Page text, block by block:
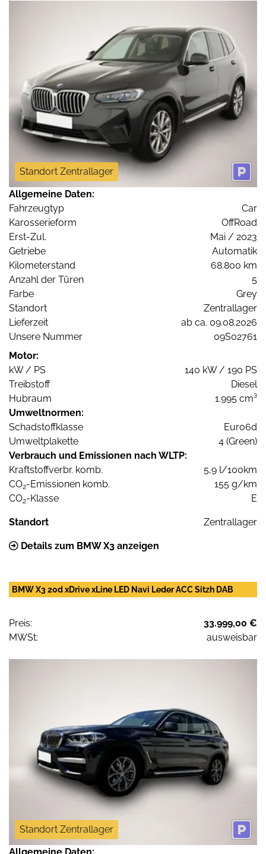
Standort Zentrallager
Allgemeine Daten:
Fahrzeugtyp
Car
Karosserieform
OffRoad
Erst-Zul.
Mai / 2023
Getriebe
Automatik
Kilometerstand
68.800 km
Anzahl der Türen
5
Farbe
Grey
Standort
Zentrallager
Lieferzeit
ab ca. 09.08.2026
Unsere Nummer
09S02761
Motor:
kW / PS
140 kW / 190 PS
Treibstoff
Diesel
Hubraum
1.995 cm³
Umweltnormen:
Schadstoffklasse
Euro6d
Umweltplakette
4 (Green)
Verbrauch und Emissionen nach WLTP:
Kraftstoffverbr. komb.
5,9 l/100km
CO2-Emissionen komb.
155 g/km
CO2-Klasse E
Standort Zentrallager
Details zum BMW X3 anzeigen
BMW X3 20d xDrive xLine LED Navi Leder ACC Sitzh DAB
Preis:
33.999,00 €
MWSt:
ausweisbar
Standort Zentrallager